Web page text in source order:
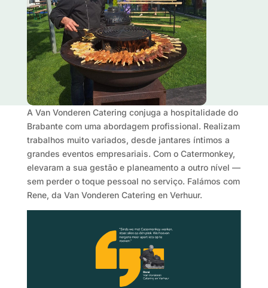
A Van Vonderen Catering conjuga a hospitalidade do
Brabante com uma abordagem profissional. Realizam
trabalhos muito variados, desde jantares íntimos a
grandes eventos empresariais. Com o Catermonkey,
elevaram a sua gestão e planeamento a outro nível —
sem perder o toque pessoal no serviço. Falámos com
Rene, da Van Vonderen Catering en Verhuur.